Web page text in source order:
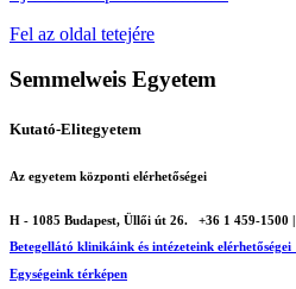
Fel az oldal tetejére
Semmelweis Egyetem
Kutató-Elitegyetem
Az egyetem központi elérhetőségei
H - 1085 Budapest, Üllői út 26.
+36 1 459-1500
Betegellátó klinikáink és intézeteink
Egységeink térképen